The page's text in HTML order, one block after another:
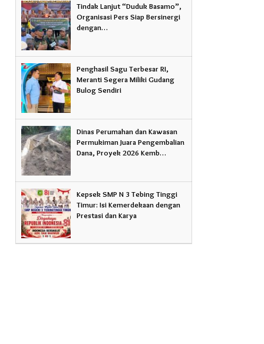
Tindak Lanjut “Duduk Basamo”,
Organisasi Pers Siap Bersinergi
dengan…
Penghasil Sagu Terbesar RI,
Meranti Segera Miliki Gudang
Bulog Sendiri
Dinas Perumahan dan Kawasan
Permukiman Juara Pengembalian
Dana, Proyek 2026 Kemb…
Kepsek SMP N 3 Tebing Tinggi
Timur: Isi Kemerdekaan dengan
Prestasi dan Karya